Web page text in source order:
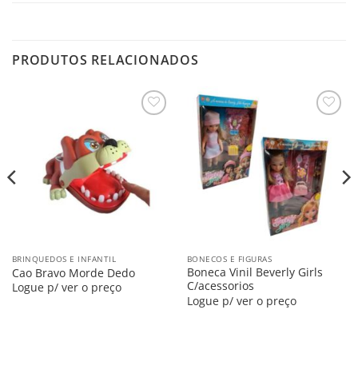
PRODUTOS RELACIONADOS
BRINQUEDOS E INFANTIL
Cao Bravo Morde Dedo
Logue p/ ver o preço
na
Lista
BONECOS E FIGURAS
Boneca Vinil Beverly Girls
C/acessorios
Logue p/ ver o preço